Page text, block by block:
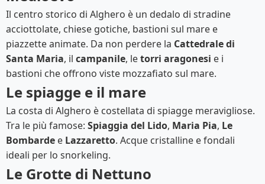
Il centro storico di Alghero è un dedalo di stradine
acciottolate, chiese gotiche, bastioni sul mare e
piazzette animate. Da non perdere la Cattedrale di
Santa Maria, il campanile, letorri aragonesi e i
bastioni che offrono viste mozzafiato sul mare.
Le spiagge e il mare
La costa di Alghero è costellata di spiagge meravigliose.
Tra le più famose: Spiaggia del Lido, Maria Pia, Le
Bombarde e Lazzaretto. Acque cristalline e fondali
ideali per lo snorkeling.
Le Grotte di Nettuno